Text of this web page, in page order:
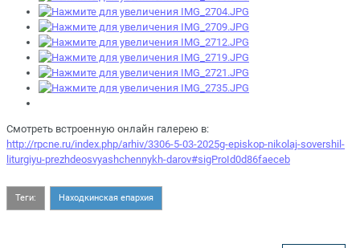
Смотреть встроенную онлайн галерею в:
http://rpcne.ru/index.php/arhiv/3306-5-03-2025g-episkop-nikolaj-sovershil-
liturgiyu-prezhdeosvyashchennykh-darov#sigProId0d86faeceb
Теги: Находкинская епархия